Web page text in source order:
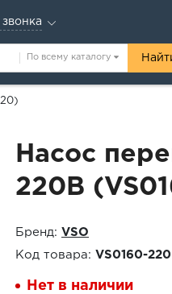
звонка
По всему каталогу
Насос
220В
Бренд: VSO
Код товара: VS0160-220
Нет в наличии